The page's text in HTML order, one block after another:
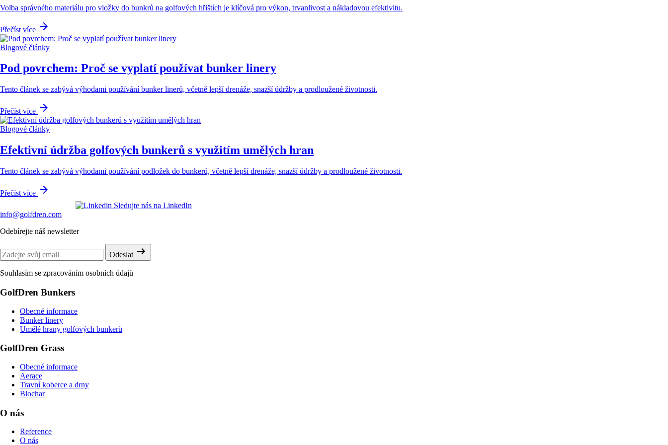
Volba správného materiálu pro vložky do bunkrů na golfových hřištích je klíčová pro výkon, trvanlivost a nákladovou efektivitu.
Přečíst více arrow_forward
Blogové články
Pod povrchem: Proč se vyplatí používat bunker linery
Tento článek se zabývá výhodami používání bunker linerů, včetně lepší drenáže, snazší údržby a prodloužené životnosti.
Přečíst více arrow_forward
Blogové články
Efektivní údržba golfových bunkerů s využitím umělých hran
Tento článek se zabývá výhodami používání podložek do bunkerů, včetně lepší drenáže, snazší údržby a prodloužené životnosti.
Přečíst více arrow_forward
Sledujte nás na LinkedIn
info@golfdren.com
Odebírejte náš newsletter
Odeslat arrow_right_alt
Souhlasím se zpracováním osobních údajů
GolfDren Bunkers
Obecné informace
Bunker linery
Umělé hrany golfových bunkerů
GolfDren Grass
Obecné informace
Aerace
Travní koberce a drny
Biochar
O nás
Reference
O nás